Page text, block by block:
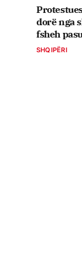
dorë nga
fsheh
SHQIPËRI